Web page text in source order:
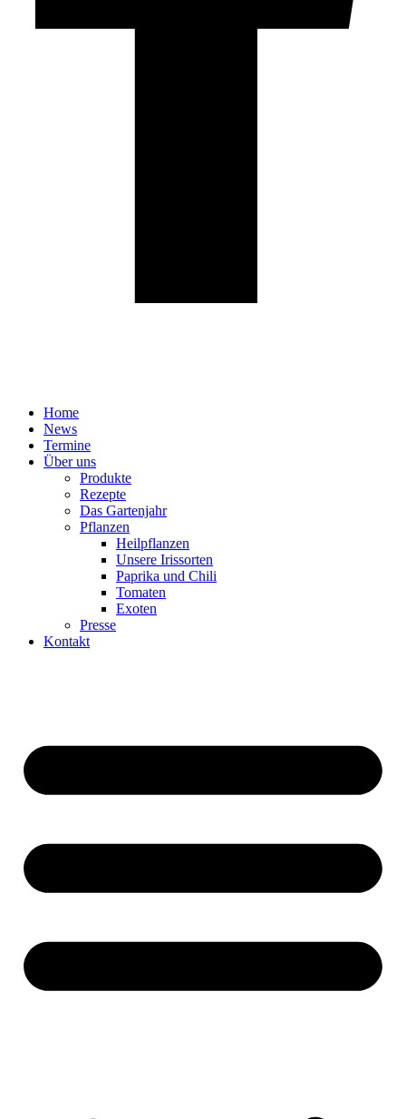
Home
News
Termine
Über uns
Produkte
Rezepte
Das Gartenjahr
Pflanzen
Heilpflanzen
Unsere Irissorten
Paprika und Chili
Tomaten
Exoten
Presse
Kontakt